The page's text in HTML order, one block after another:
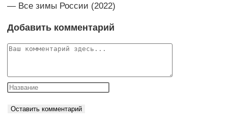
Добавить комментарий
Комментарий